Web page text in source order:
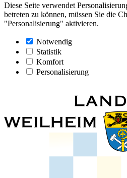
Diese Seite verwendet
betreten zu können, müssen Sie die
"Personalisierung" aktivieren.
Notwendig
Statistik
Komfort
Personalisierung